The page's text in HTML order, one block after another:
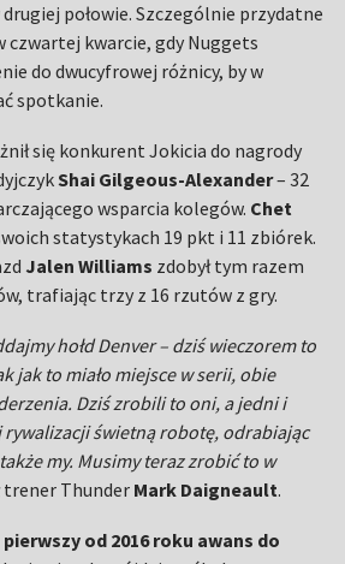
połowie. Szczególnie przydatne
czwartej kwarcie, gdy Nuggets
do dwucyfrowej różnicy, by w
spotkanie.
się konkurent Jokicia do nagrody
Shai Gilgeous-Alexander– 32
wsparcia kolegów. Chet
statystykach 19 pkt i 11 zbiórek.
Jalen Williams zdobył tym razem
trafiając trzy z 16 rzutów z gry.
hołd Denver – dziś wieczorem to
jak to miało miejsce w serii, obie
Dziś zrobili to oni, a jedni i
świetną robotę, odrabiając
my. Musimy teraz zrobić to w
trener Thunder Mark Daigneault.
pierwszy od 2016 roku awans do